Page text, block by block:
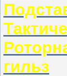
гильз